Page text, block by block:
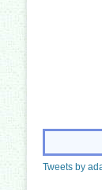
Tweets by